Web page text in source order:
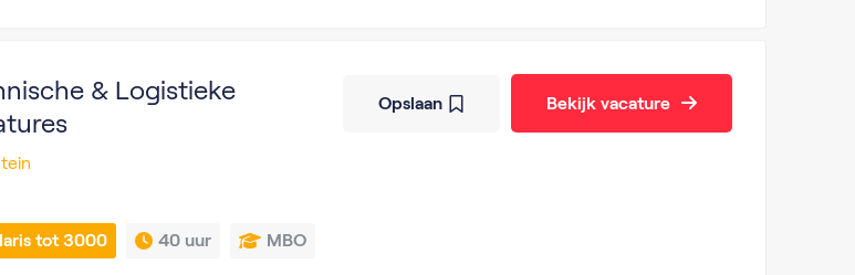
& Logistieke
tot 3000 40 uur MBO
Opslaan Bekijk vacature